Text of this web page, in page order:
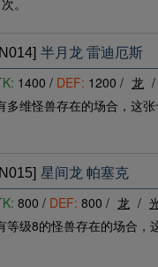
。
半月龙 雷迪厄斯
1400 / DEF: 1200 / 龙 /
多维怪兽存在的场合，这
星间龙 帕塞克
800 / DEF: 800 / 龙 /
等级8的怪兽存在的场合，